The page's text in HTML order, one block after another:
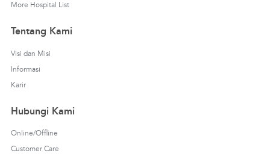
More Hospital List
Tentang Kami
Visi dan Misi
Informasi
Karir
Hubungi Kami
Online/Offline
Customer Care